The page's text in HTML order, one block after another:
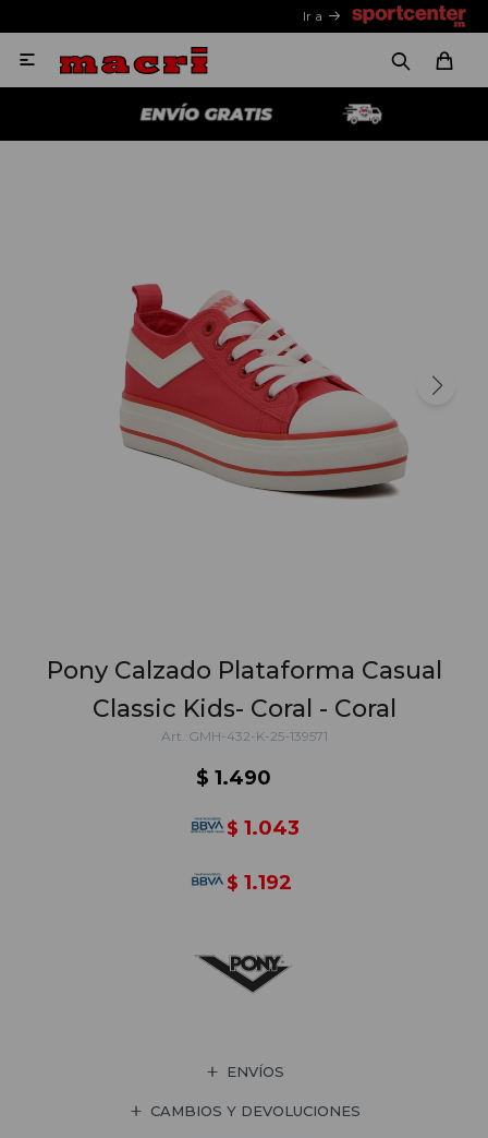
Ir a

Pony Calzado Plataforma Casual
Classic Kids- Coral - Coral
GMH-432-K-25-139571
$ 1.490
$ 1.043
$ 1.192
ENVÍOS
CAMBIOS Y DEVOLUCIONES